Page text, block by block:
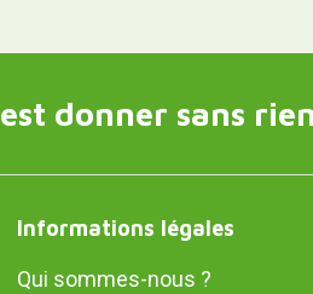
donner sans
Informations légales
Qui sommes-nous ?